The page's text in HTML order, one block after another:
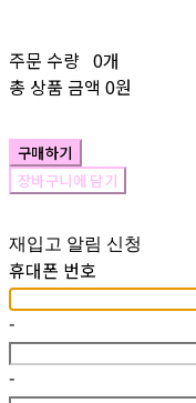
주문 수량 0개
총 상품 금액 0원
구매하기
장바구니에 담기
재입고 알림 신청
휴대폰 번호
-
-